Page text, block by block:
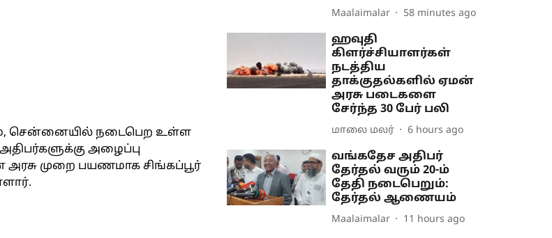
சென்னையில் நடைபெற உள்ள
அழைப்பு
அரசு முறை பயணமாக சிங்கப்பூர்
Maalaimalar 58 minutes ago
ஹவுதி
கிளர்ச்சியாளர்கள்
நடத்திய
தாக்குதல்களில் ஏமன்
அரசு படைகளை
சேர்ந்த 30 பேர் பலி
மாலை மலர் 6 hours ago
வங்கதேச அதிபர்
தேர்தல் வரும் 20-ம்
தேதி நடைபெறும்:
தேர்தல் ஆணையம்
Maalaimalar 11 hours ago